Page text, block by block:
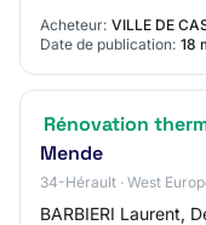
Acheteur: VILLE DE
Date de publication: 18
Rénovation
Mende
34-Hérault · West
BARBIERI Laurent,